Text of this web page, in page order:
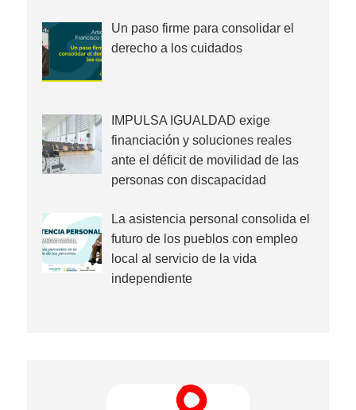
Un paso firme para consolidar el
derecho a los cuidados
IMPULSA IGUALDAD exige
financiación y soluciones reales
ante el déficit de movilidad de las
personas con discapacidad
La asistencia personal consolida el
futuro de los pueblos con empleo
local al servicio de la vida
independiente